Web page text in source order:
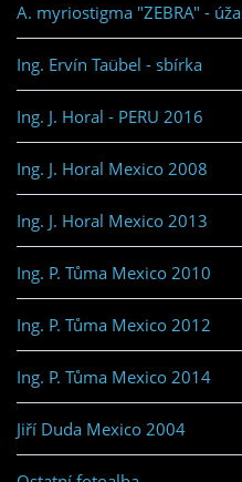
A. myriostigma "ZEBRA" -
Ing. Ervín Taübel - sbírka
Ing. J. Horal - PERU 2016
Ing. J. Horal Mexico 2008
Ing. J. Horal Mexico 2013
Ing. P. Tůma Mexico 2010
Ing. P. Tůma Mexico 2012
Ing. P. Tůma Mexico 2014
Jiří Duda Mexico 2004